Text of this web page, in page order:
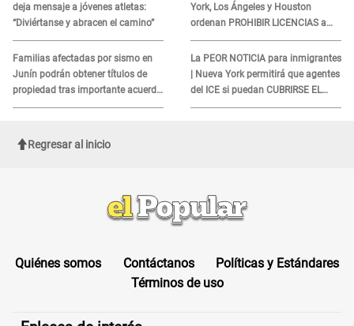
deja mensaje a jóvenes atletas:
“Diviértanse y abracen el camino”
Familias afectadas por sismo en
Junín podrán obtener títulos de
propiedad tras importante acuerdo
de Cofopri
York, Los Ángeles y Houston
ordenan PROHIBIR LICENCIAS a
quienes no presenten ESTE
DOCUMENTO
La PEOR NOTICIA para inmigrantes
| Nueva York permitirá que agentes
del ICE si puedan CUBRIRSE EL
ROSTRO
Regresar al inicio
Quiénes somos Contáctanos
Políticas y Estándares
Términos de uso